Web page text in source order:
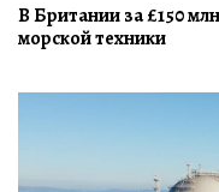
В Британии за £150
морской техники